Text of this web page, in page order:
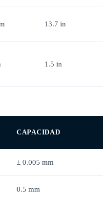
13.7 in
1.5 in
CAPACIDAD
± 0.005 mm
0.5 mm